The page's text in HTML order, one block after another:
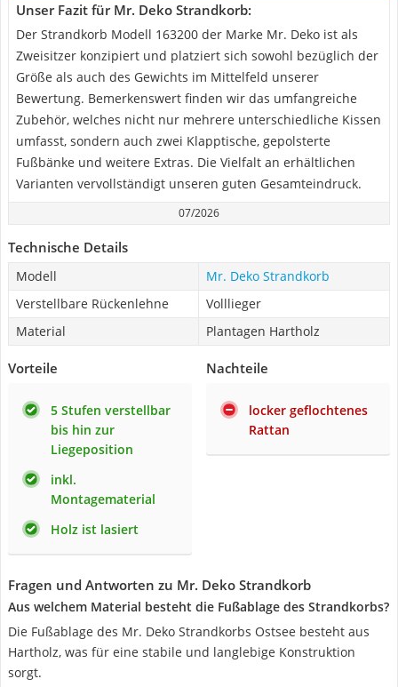
Unser Fazit für Mr. Deko Strandkorb:
Der Strandkorb Modell 163200 der Marke Mr. Deko ist als
Zweisitzer konzipiert und platziert sich sowohl bezüglich der
Größe als auch des Gewichts im Mittelfeld unserer
Bewertung. Bemerkenswert finden wir das umfangreiche
Zubehör, welches nicht nur mehrere unterschiedliche Kissen
umfasst, sondern auch zwei Klapptische, gepolsterte
Fußbänke und weitere Extras. Die Vielfalt an erhältlichen
Varianten vervollständigt unseren guten Gesamteindruck.
07/2026
Technische Details
Modell
Mr. Deko Strandkorb
Verstellbare Rückenlehne
Volllieger
Material
Plantagen Hartholz
Vorteile
5 Stufen verstellbar
bis hin zur
Liegeposition
inkl.
Montagematerial
Holz ist lasiert
Nachteile
locker geflochtenes
Rattan
Fragen und Antworten zu Mr. Deko Strandkorb
Aus welchem Material besteht die Fußablage des Strandkorbs?
Die Fußablage des Mr. Deko Strandkorbs Ostsee besteht aus
Hartholz, was für eine stabile und langlebige Konstruktion
sorgt.